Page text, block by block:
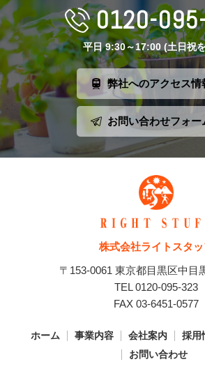
0120-
平日 9:30～17:00 (土日祝
弊社へのアクセス情
お問い合わせフォー
株式会社ライトスタッ
〒153-0061 東京都目黒区中目
TEL 0120-095-323
FAX 03-6451-0577
ホーム 事業内容 会社案内 採用
お問い合わせ